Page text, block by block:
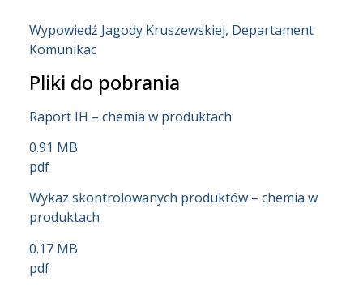
Wypowiedź Jagody Kruszewskiej, Departament
Komunikac
Pliki do pobrania
Raport IH – chemia w produktach
0.91 MB
pdf
Wykaz skontrolowanych produktów – chemia w
produktach
0.17 MB
pdf